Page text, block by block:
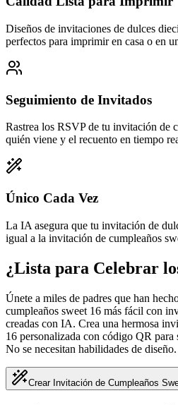
Diseños de invitaciones de dulces
perfectos para imprimir en casa o en
Seguimiento de Invitados
Rastrea los RSVP de tu invitación de
quién viene y el recuento en tiempo
Único Cada Vez
La IA asegura que tu invitación de
igual a la invitación de cumpleaños
¿Lista para Celebrar
Únete a miles de padres que han
cumpleaños sweet 16 más fácil con
creadas con IA. Crea una hermosa
16 personalizada con código QR
No se necesitan habilidades de diseño.
Crear Invitación de Cumpleaños